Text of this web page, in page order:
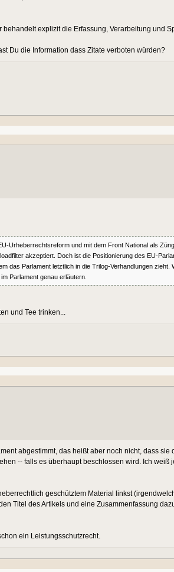
behandelt explizit die Erfassung, Verarbeitung und
Du die Information dass Zitate verboten würden?
Urheberrechtsreform und mit dem Front National als
akzeptiert. Doch ist die Positionierung des EU-
das Parlament letztlich in die Trilog-Verhandlungen
Parlament genau erläutern.
und Tee trinken...
abgestimmt, das heißt aber noch nicht, dass
-- falls es überhaupt beschlossen wird. Ich
geschütztem Material linkst
Titel des Artikels und eine Zusammenfassung
ein Leistungsschutzrecht.